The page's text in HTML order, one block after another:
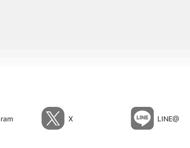
X LINE@